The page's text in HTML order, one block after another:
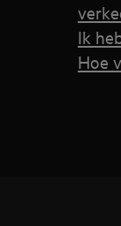
Ik
Hoe